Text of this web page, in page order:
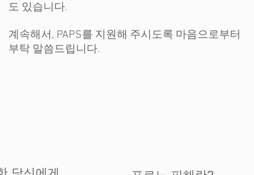
도 있습니다.
계속해서, PAPS를 지원해 주시도록 마음으로부터
부탁 말씀드립니다.